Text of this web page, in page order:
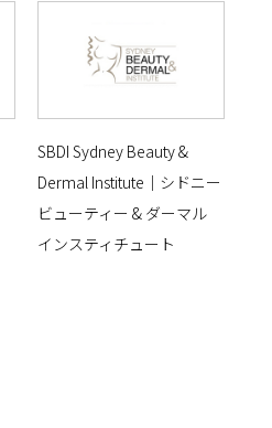
SBDI Sydney Beauty &
Dermal Institute｜シドニー
ビューティー & ダーマル
インスティチュート